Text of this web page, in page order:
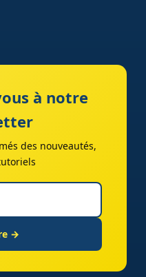
à notre
des nouveautés,
→